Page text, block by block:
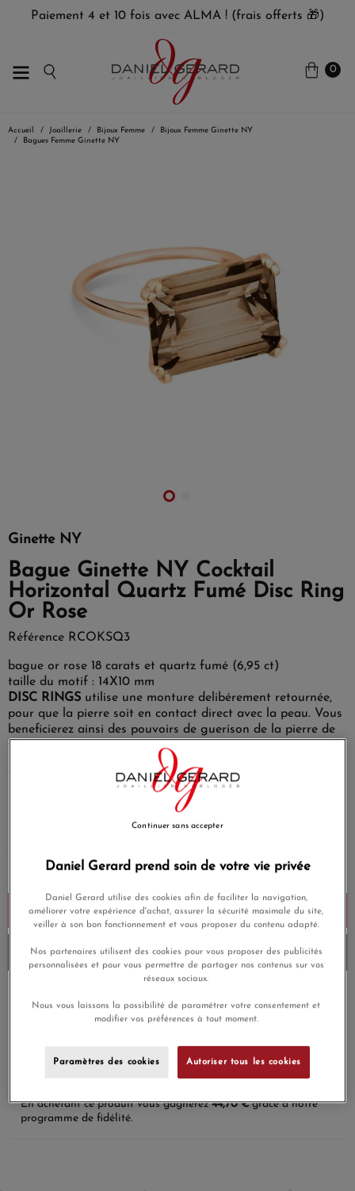
Paiement 4 et 10 fois avec ALMA ! (frais offerts 🎁)
0
Accueil Joaillerie Bijoux Femme
Bijoux Femme Ginette NY
Bagues Femme Ginette NY
Ginette NY
Bague Ginette NY Cocktail
Horizontal Quartz Fumé Disc Ring
Or Rose
Référence RCOKSQ3
bague or rose 18 carats et quartz fumé (6,95 ct)
taille du motif : 14X10 mm
DISC RINGS utilise une monture delibérement retournée,
pour que la pierre soit en contact direct avec la peau. Vous
beneficierez ainsi des pouvoirs de guerison de la pierre de
votre choix.
Payez seulement 149 € aujourd'hui
Ajouter au panier
Envoi sous 8 à 10 jours
Livraison gratuite
sans frais
Satisfait ou
remboursé
En achetant ce produit vous gagnerez44,70 €grâce à notre
programme de fidélité.
Daniel Gerard prend soin de votre vie privée
Daniel Gerard utilise des cookies afin de faciliter la navigation,
améliorer votre expérience d'achat, assurer la sécurité maximale du site,
veiller à son bon fonctionnement et vous proposer du contenu adapté.
Nos partenaires utilisent des cookies pour vous proposer des publicités
personnalisées et pour vous permettre de partager nos contenus sur vos
réseaux sociaux.
Nous vous laissons la possibilité de paramétrer votre consentement et
modifier vos préférences à tout moment.
Paramètres des cookies Autoriser tous les cookies
Continuer sans accepter